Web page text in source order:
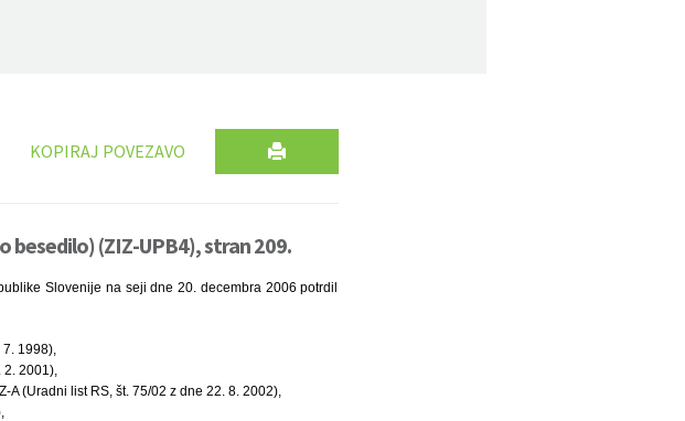
KOPIRAJ POVEZAVO
besedilo) (ZIZ-UPB4), stran 209.
Slovenije na seji dne 20. decembra 2006 potrdil
1998),
2. 2001),
(Uradni list RS, št. 75/02 z dne 22. 8. 2002),